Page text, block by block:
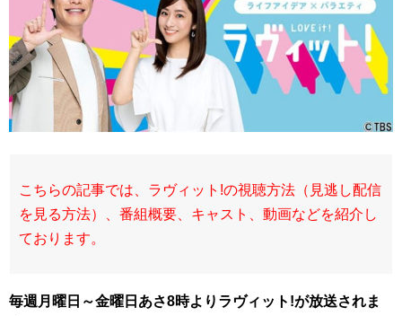
こちらの記事では、ラヴィット!の視聴方法（見逃し配信
を見る方法）、番組概要、キャスト、動画などを紹介し
ております。
毎週月曜日～金曜日あさ8時よりラヴィット!が放送されま